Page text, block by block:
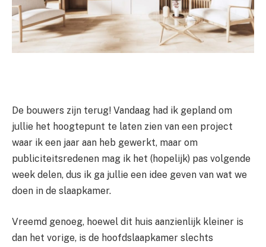
De bouwers zijn terug! Vandaag had ik gepland om
jullie het hoogtepunt te laten zien van een project
waar ik een jaar aan heb gewerkt, maar om
publiciteitsredenen mag ik het (hopelijk) pas volgende
week delen, dus ik ga jullie een idee geven van wat we
doen in de slaapkamer.
Vreemd genoeg, hoewel dit huis aanzienlijk kleiner is
dan het vorige, is de hoofdslaapkamer slechts